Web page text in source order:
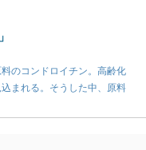
のコンドロイチン。高齢化
まれる。そうした中、原料